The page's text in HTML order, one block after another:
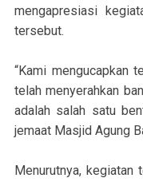
mengapresiasi
tersebut.
“Kami mengucapkan
telah menyerahkan
adalah salah satu
jemaat Masjid Agung
Menurutnya, kegiatan